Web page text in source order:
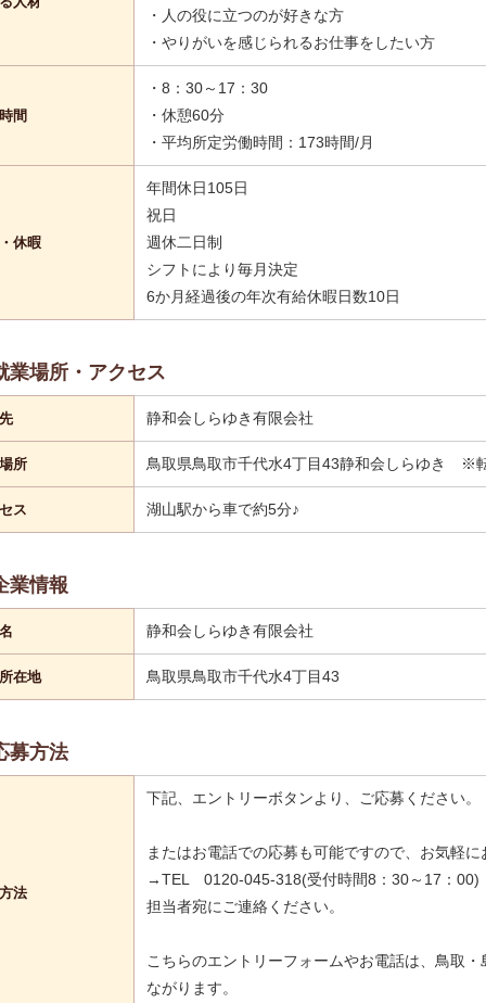
・人の役に立つのが好きな方
・やりがいを感じられるお仕事をしたい方
間
・8：30～17：30
・休憩60分
・平均所定労働時間：173時間/月
休暇
年間休日105日
祝日
週休二日制
シフトにより毎月決定
6か月経過後の年次有給休暇日数10日
業場所・アクセス
静和会しらゆき有限会社
所 鳥取県鳥取市千代水4丁目43静和会しらゆき ※
ス 湖山駅から車で約5分♪
業情報
静和会しらゆき有限会社
在地 鳥取県鳥取市千代水4丁目43
募方法
法
下記、エントリーボタンより、ご応募ください。
またはお電話での応募も可能ですので、お気軽に
→TEL 0120-045-318(受付時間8：30～17：00)
担当者宛にご連絡ください。
こちらのエントリーフォームやお電話は、鳥取
ながります。